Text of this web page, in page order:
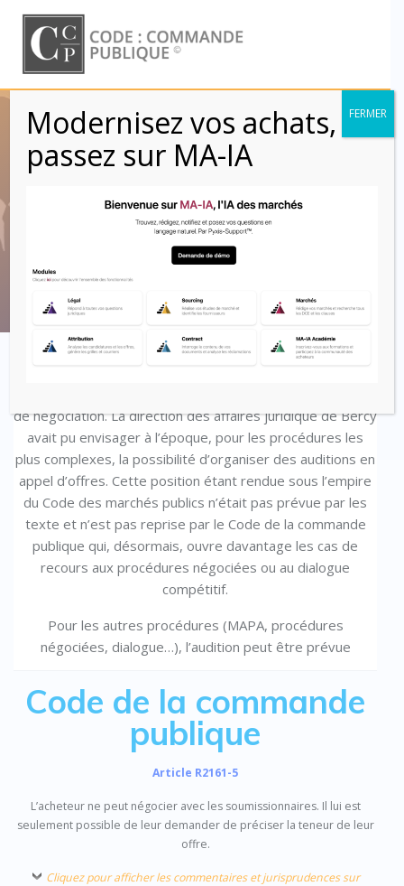
to
content
Auditions en appel
d’offres et autres
procédures
Code : Commande Publique
de négociation. La direction des affaires juridique de Bercy
avait pu envisager à l’époque, pour les procédures les
plus complexes, la possibilité d’organiser des auditions en
appel d’offres. Cette position étant rendue sous l’empire
du Code des marchés publics n’était pas prévue par les
texte et n’est pas reprise par le Code de la commande
publique qui, désormais, ouvre davantage les cas de
recours aux procédures négociées ou au dialogue
compétitif.
Pour les autres procédures (MAPA, procédures
négociées, dialogue…), l’audition peut être prévue
Code de la commande
publique
Article R2161-5
L’acheteur ne peut négocier avec les soumissionnaires. Il lui est
seulement possible de leur demander de préciser la teneur de leur
offre.
Cliquez pour afficher les commentaires et jurisprudences sur
Modernisez vos achats,
passez sur MA-IA
FERMER